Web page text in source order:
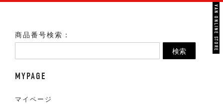
商品番号検索：
検索
MYPAGE
マイページ
VAN ONLINE STORE